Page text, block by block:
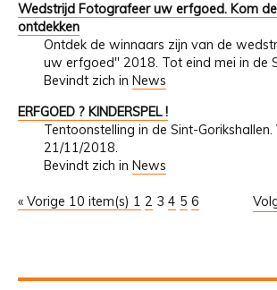
Wedstrijd Fotografeer uw erfgoed. Kom
ontdekken
Ontdek de winnaars zijn van de
uw erfgoed" 2018. Tot eind mei in de
Bevindt zich in News
ERFGOED ? KINDERSPEL !
Tentoonstelling in de Sint-
21/11/2018.
Bevindt zich in News
« Vorige 10 item(s) 1 2 3 4 5 6